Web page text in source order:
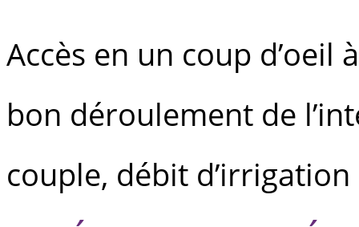
Accès en un coup
bon déroulement de
couple, débit